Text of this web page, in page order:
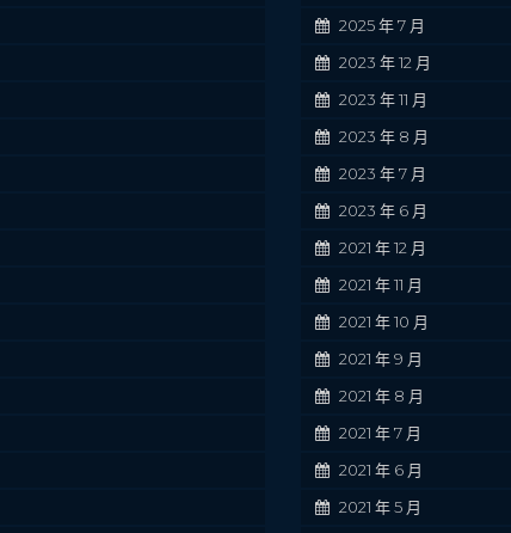
2025 年 7 月
2023 年 12 月
2023 年 11 月
2023 年 8 月
2023 年 7 月
2023 年 6 月
2021 年 12 月
2021 年 11 月
2021 年 10 月
2021 年 9 月
2021 年 8 月
2021 年 7 月
2021 年 6 月
2021 年 5 月